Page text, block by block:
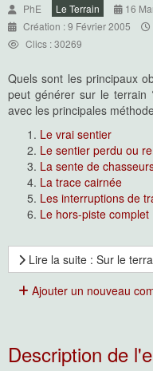
PhE Le Terrain
16
Création : 9 Février 2005
Clics : 30269
Quels sont les principaux
peut générer sur le terrain
avec les principales
Le vrai sentier
Le sentier perdu ou
La sente de
La trace cairnée
Les interruptions de
Le hors-piste complet
Lire la suite : Sur le
Ajouter un nouveau
Description de